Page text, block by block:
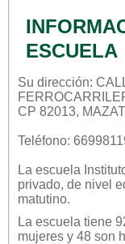
ESCUELA
Su dirección:
CP 82013,
Teléfono:
La escuela
privado, de nivel
matutino.
La escuela tiene
mujeres y 48 son